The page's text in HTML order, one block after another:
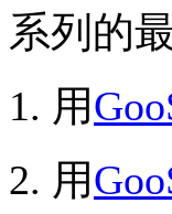
系列的
1. 用
2. 用